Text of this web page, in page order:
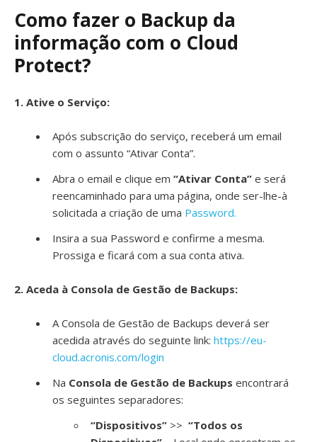
Como fazer o Backup da
informação com o Cloud
Protect?
1. Ative o Serviço:
Após subscrição do serviço, receberá um email
com o assunto “Ativar Conta”.
Abra o email e clique em “Ativar Conta” e será
reencaminhado para uma página, onde ser-lhe-à
solicitada a criação de uma Password.
Insira a sua Password e confirme a mesma.
Prossiga e ficará com a sua conta ativa.
2. Aceda à Consola de Gestão de Backups:
A Consola de Gestão de Backups deverá ser
acedida através do seguinte link: https://eu-
cloud.acronis.com/login
Na Consola de Gestão de Backups encontrará
os seguintes separadores:
“Dispositivos” >> “Todos os